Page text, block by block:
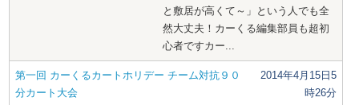
と敷居が高くて～」という人でも全
然大丈夫！カーくる編集部員も超初
心者ですカー...
第一回 カーくるカートホリデー チーム対抗９０
分カート大会
2014年4月15日5
時26分